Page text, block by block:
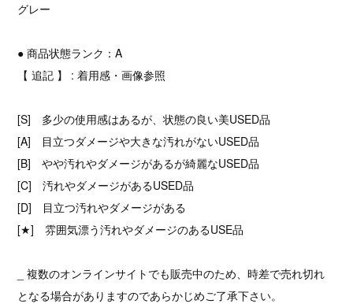
グレー
● 商品状態ランク：A
【 追記 】 : 着用感・画像参照
[S] 多少の使用感はあるが、状態の良い美USED品
[A] 目立つダメージや大きな汚れがないUSED品
[B] やや汚れやダメージがあるが綺麗なUSED品
[C] 汚れやダメージがあるUSED品
[D] 目立つ汚れやダメージがある
[★] 雰囲気漂う汚れやダメージのあるUSE品
_ 複数のオンラインサイトでも販売中のため、時差で売れ切れ
となる場合がありますのであらかじめご了承下さい。